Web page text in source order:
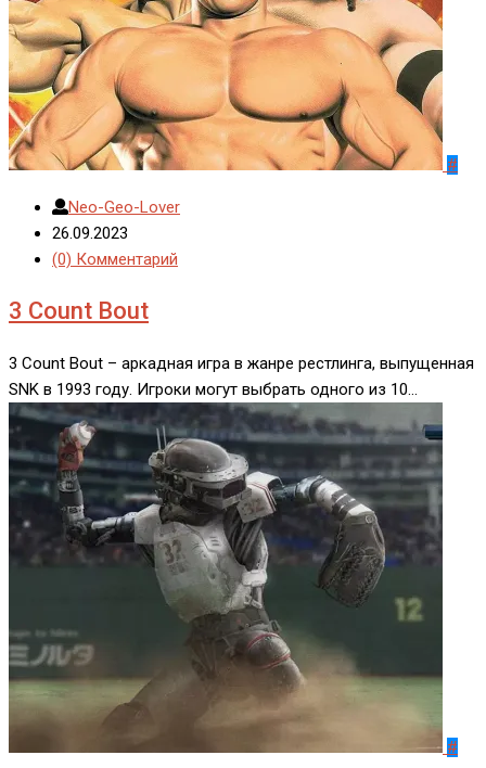
#
Neo-Geo-Lover
26.09.2023
(0) Комментарий
3 Count Bout
3 Count Bout – аркадная игра в жанре рестлинга, выпущенная
SNK в 1993 году. Игроки могут выбрать одного из 10…
#